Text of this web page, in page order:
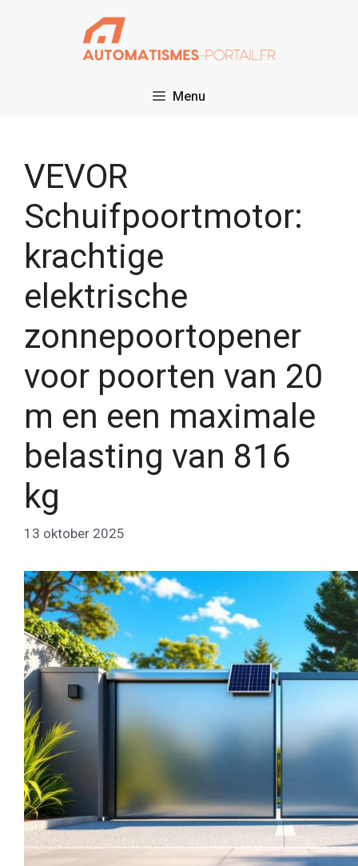
Menu
VEVOR
Schuifpoortmotor:
krachtige
elektrische
zonnepoortopener
voor poorten van 20
m en een maximale
belasting van 816
kg
13 oktober 2025